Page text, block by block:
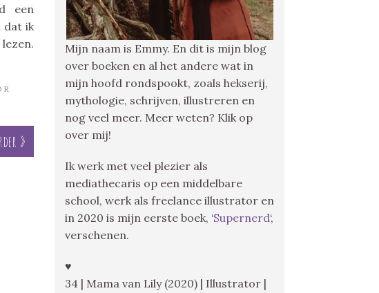
een
dat ik
»
Mijn naam is Emmy. En dit is mijn blog
over boeken en al het andere wat in
mijn hoofd rondspookt, zoals hekserij,
mythologie, schrijven, illustreren en
nog veel meer. Meer weten? Klik op
over mij!
Ik werk met veel plezier als
mediathecaris op een middelbare
school, werk als freelance illustrator en
in 2020 is mijn eerste boek, ‘Supernerd‘,
verschenen.
♥
34 | Mama van Lily (2020) | Illustrator |